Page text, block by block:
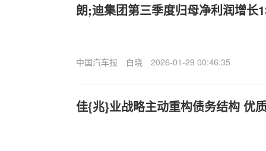
朗;迪集团第三季度归母净利润增长
中国汽车报 白晓 2026-01-29 00:46:35
佳{兆}业战略主动重构债务结构 优